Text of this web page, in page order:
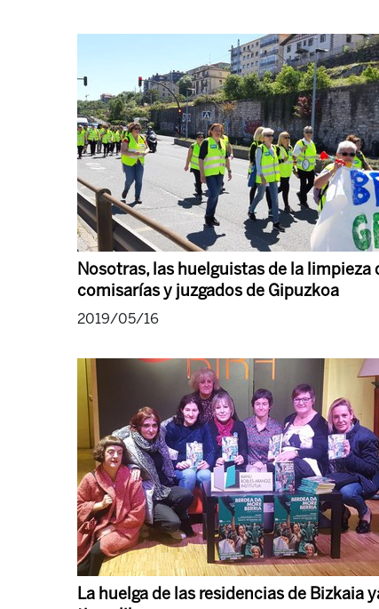
Nosotras, las huelguistas de la limpieza
comisarías y juzgados de Gipuzkoa
2019/05/16
La huelga de las residencias de Bizkaia